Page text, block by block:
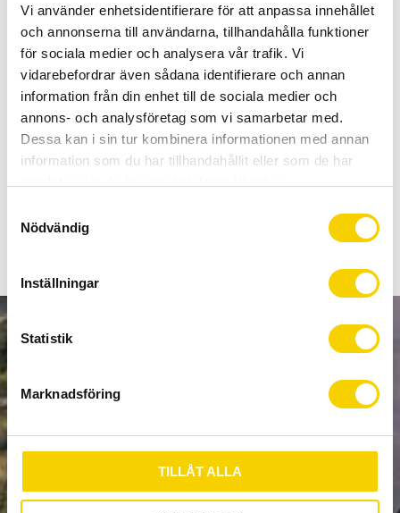
Vi använder enhetsidentifierare för att anpassa innehållet
och annonserna till användarna, tillhandahålla funktioner
för sociala medier och analysera vår trafik. Vi
vidarebefordrar även sådana identifierare och annan
information från din enhet till de sociala medier och
annons- och analysföretag som vi samarbetar med.
Dessa kan i sin tur kombinera informationen med annan
information som du har tillhandahållit eller som de har
y
c
k
s
v
a
Nödvändig
Inställningar
Statistik
Marknadsföring
TILLÅT ALLA
KÖP
Certifierad cykelservice & Shimano Service Center
Allt inom cykel på ett ställe
Kunnig personal och hög kundnöjdhet
Lagerstatus
5 st i lager
PRENUMERERA
Dina personuppgifter behandlas i enlighet med vår
integritetspolicy.